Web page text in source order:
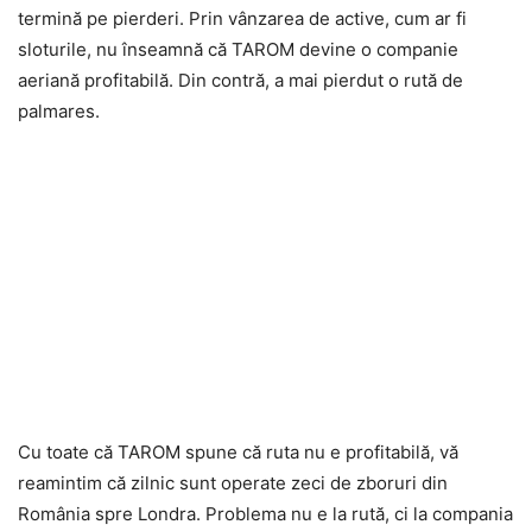
termină pe pierderi. Prin vânzarea de active, cum ar fi
sloturile, nu înseamnă că TAROM devine o companie
aeriană profitabilă. Din contră, a mai pierdut o rută de
palmares.
Cu toate că TAROM spune că ruta nu e profitabilă, vă
reamintim că zilnic sunt operate zeci de zboruri din
România spre Londra. Problema nu e la rută, ci la compania